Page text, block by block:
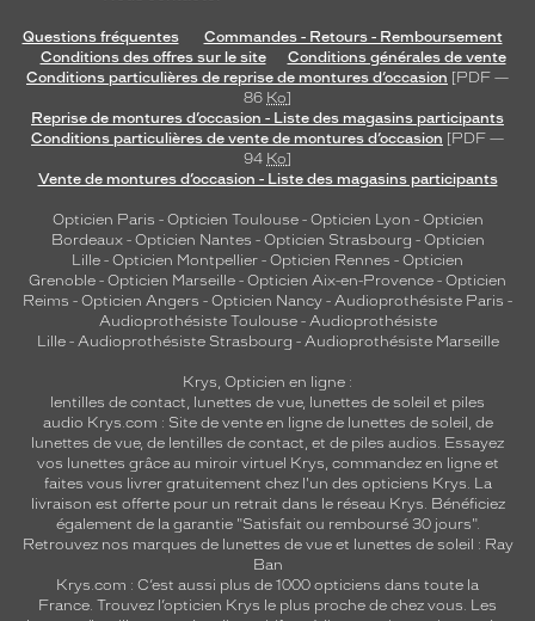
Questions fréquentes
Commandes - Retours - Remboursement
Conditions des offres sur le site
Conditions générales de vente
Conditions particulières de reprise de montures d’occasion [PDF —
86 Ko]
Reprise de montures d’occasion - Liste des magasins participants
Conditions particulières de vente de montures d’occasion [PDF —
94 Ko]
Vente de montures d’occasion - Liste des magasins participants
Opticien Paris - Opticien Toulouse- Opticien Lyon - Opticien
Bordeaux- Opticien Nantes - Opticien Strasbourg - Opticien
Lille - Opticien Montpellier - Opticien Rennes - Opticien
Grenoble - Opticien Marseille - Opticien Aix-en-Provence - Opticien
Reims - Opticien Angers - Opticien Nancy - Audioprothésiste Paris -
Audioprothésiste Toulouse- Audioprothésiste
Lille- Audioprothésiste Strasbourg - Audioprothésiste Marseille
Krys, Opticien en ligne :
lentilles de contact, lunettes de vue, lunettes de soleil et piles
audio Krys.com : Site de vente en ligne de lunettes de soleil, de
lunettes de vue, de lentilles de contact, et de piles audios. Essayez
vos lunettes grâce au miroir virtuel Krys, commandez en ligne et
faites vous livrer gratuitement chez l'un des opticiens Krys. La
livraison est offerte pour un retrait dans le réseau Krys. Bénéficiez
également de la garantie "Satisfait ou remboursé 30 jours".
Retrouvez nos marques de lunettes de vue et lunettes de soleil : Ray
Ban
Krys.com : C’est aussi plus de 1000 opticiens dans toute la
France. Trouvez l’opticien Krys le plus proche de chez vous. Les